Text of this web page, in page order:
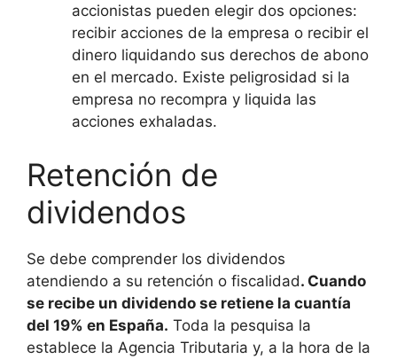
accionistas pueden elegir dos opciones:
recibir acciones de la empresa o recibir el
dinero liquidando sus derechos de abono
en el mercado. Existe peligrosidad si la
empresa no recompra y liquida las
acciones exhaladas.
Retención de
dividendos
Se debe comprender los dividendos
atendiendo a su retención o fiscalidad. Cuando
se recibe un dividendo se retiene la cuantía
del 19% en España. Toda la pesquisa la
establece la Agencia Tributaria y, a la hora de la